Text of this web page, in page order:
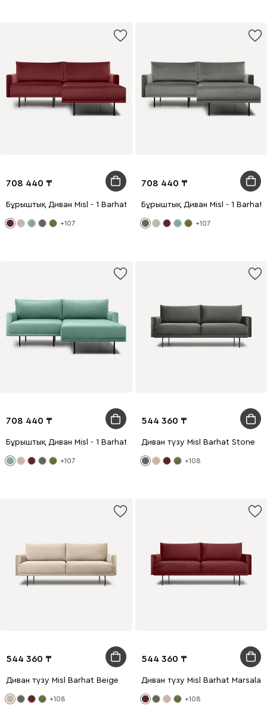
708 440
Бұрыштық Диван Misl - 1 Barhat Marsala
+107
708 440
Бұрыштық Диван Misl - 1 Barhat
+107
708 440
Бұрыштық Диван Misl - 1 Barhat Mint
+107
544 360
Диван түзу Misl Barhat Stone
+108
544 360
Диван түзу Misl Barhat Beige
+108
544 360
Диван түзу Misl Barhat Marsala
+108